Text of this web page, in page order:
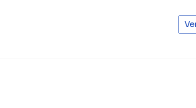
programadores, corretores treinados